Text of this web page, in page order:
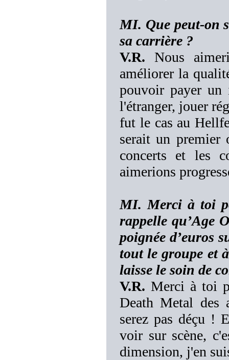
MI. Que peut-on
sa carrière ?
V.R. Nous
améliorer la
pouvoir payer un
l'étranger, jouer
fut le cas au
serait un premier
concerts et les
aimerions
MI. Merci à toi
rappelle qu’Age
poignée d’euros
tout le groupe et
laisse le soin de
V.R. Merci à toi
Death Metal des
serez pas déçu !
voir sur scène,
dimension, j'en